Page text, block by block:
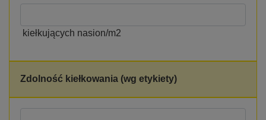
kiełkujących nasion/m2
Zdolność kiełkowania (wg etykiety)